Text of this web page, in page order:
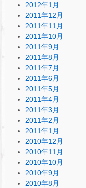
2012年1月
2011年12月
2011年11月
2011年10月
2011年9月
2011年8月
2011年7月
2011年6月
2011年5月
2011年4月
2011年3月
2011年2月
2011年1月
2010年12月
2010年11月
2010年10月
2010年9月
2010年8月